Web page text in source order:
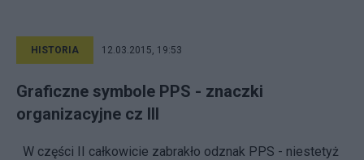
HISTORIA 12.03.2015, 19:53
Graficzne symbole PPS - znaczki
organizacyjne cz III
W części II całkowicie zabrakło odznak PPS - niestetyż